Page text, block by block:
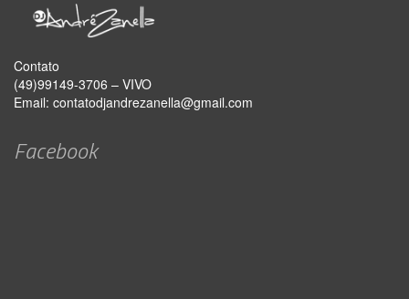
Contato
(49)99149-3706 – VIVO
Email: contatodjandrezanella@gmail.com
Facebook